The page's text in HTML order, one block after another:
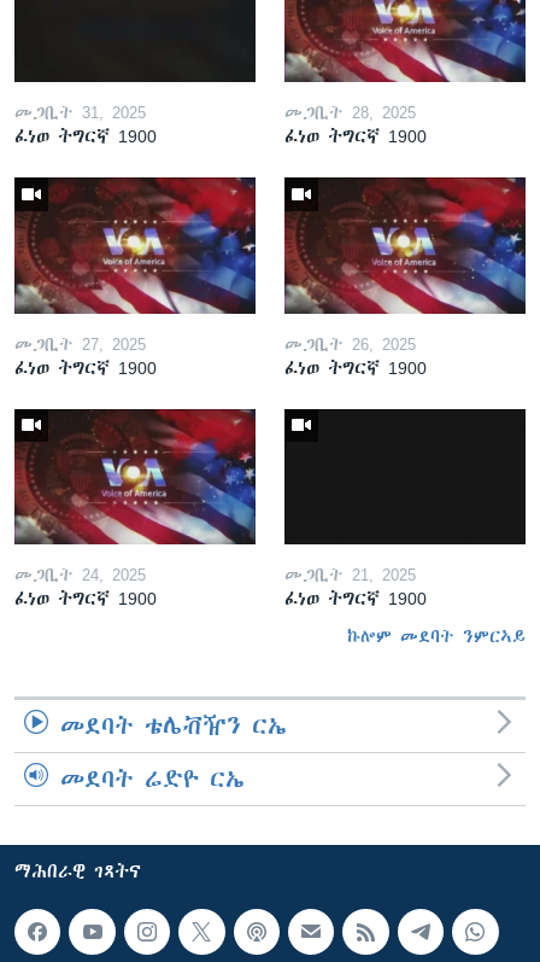
መጋቢት 31, 2025
ፈነወ ትግርኛ 1900
መጋቢት 28, 2025
ፈነወ ትግርኛ 1900
መጋቢት 27, 2025
ፈነወ ትግርኛ 1900
መጋቢት 26, 2025
ፈነወ ትግርኛ 1900
መጋቢት 24, 2025
ፈነወ ትግርኛ 1900
መጋቢት 21, 2025
ፈነወ ትግርኛ 1900
ኩሎም መደባት ንምርኣይ
መደባት ቴሌቭዥን ርኤ
መደባት ሬድዮ ርኤ
ማሕበራዊ ገጻትና